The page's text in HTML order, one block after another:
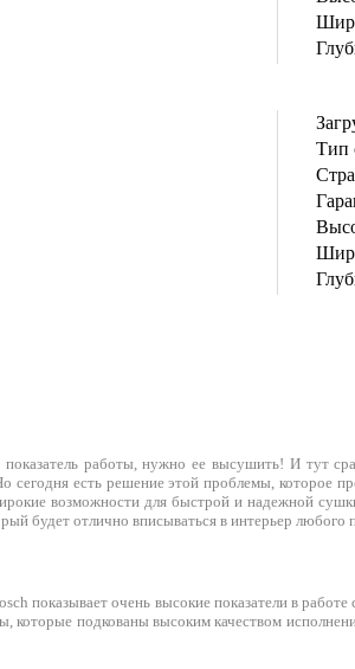
Тип
работы, нужно ее высушить! И тут
сегодня есть решение этой проблемы,
возможности для быстрой и надежной
будет отлично вписываться в интерьер любого
показывает очень высокие показатели в
которые подкованы высоким качеством